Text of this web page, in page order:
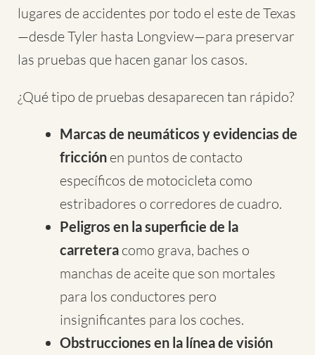
lugares de accidentes por todo el este de Texas
—desde Tyler hasta Longview—para preservar
las pruebas que hacen ganar los casos.
¿Qué tipo de pruebas desaparecen tan rápido?
Marcas de neumáticos y evidencias de
fricción en puntos de contacto
específicos de motocicleta como
estribadores o corredores de cuadro.
Peligros en la superficie de la
carretera como grava, baches o
manchas de aceite que son mortales
para los conductores pero
insignificantes para los coches.
Obstrucciones en la línea de visión